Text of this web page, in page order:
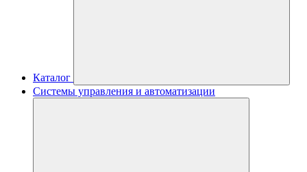
Каталог
Системы управления и автоматизации